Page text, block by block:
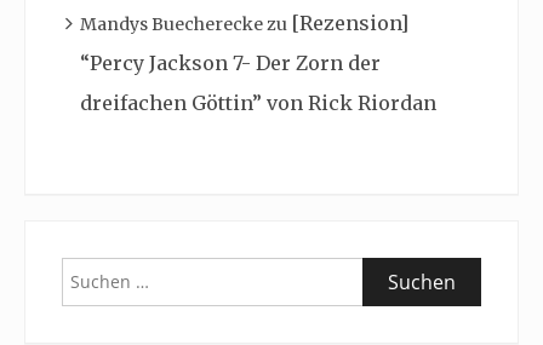
Mandys Buechereckezu [Rezension]
“Percy Jackson 7- Der Zorn der
dreifachen Göttin” von Rick Riordan
Suchen
nach: